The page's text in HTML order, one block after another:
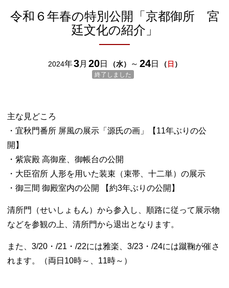
令和６年春の特別公開「京都御所 宮
廷文化の紹介」
終了しました
2024年3月 20日 （水） ～ 24日 （ 日 ）
主な見どころ
・宜秋門番所 屏風の展示「源氏の画」【11年ぶりの公
開】
・紫宸殿 高御座、御帳台の公開
・大臣宿所 人形を用いた装束（束帯、十二単）の展示
・御三間 御殿室内の公開 【約3年ぶりの公開】
清所門（せいしょもん）から参入し、順路に従って展示物
などを参観の上、清所門から退出となります。
また、3/20・/21・/22には雅楽、3/23・/24には蹴鞠が催さ
れます。（両日10時～、11時～）